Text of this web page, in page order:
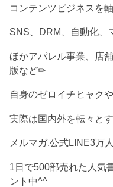
コンテンツビジネスを
SNS、DRM、自動化、
ほかアパレル事業、店
版など✏︎
自身のゼロイチヒャク
実際は国内外を転々と
メルマガ,公式LINE3万人
1日で500部売れた人気
ント中^^